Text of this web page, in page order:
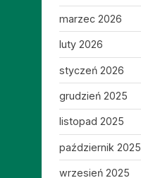
marzec 2026
luty 2026
styczeń 2026
grudzień 2025
listopad 2025
październik 2025
wrzesień 2025